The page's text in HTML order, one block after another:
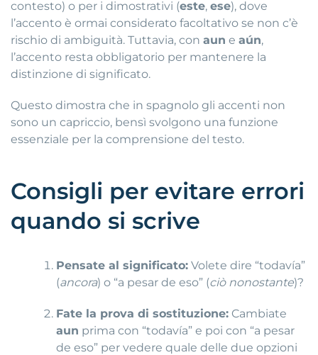
contesto) o per i dimostrativi (este, ese), dove
l’accento è ormai considerato facoltativo se non c’è
rischio di ambiguità. Tuttavia, con aun e aún,
l’accento resta obbligatorio per mantenere la
distinzione di significato.
Questo dimostra che in spagnolo gli accenti non
sono un capriccio, bensì svolgono una funzione
essenziale per la comprensione del testo.
Consigli per evitare errori
quando si scrive
Pensate al significato: Volete dire “todavía”
(ancora) o “a pesar de eso” (ciò nonostante)?
Fate la prova di sostituzione: Cambiate
aun prima con “todavía” e poi con “a pesar
de eso” per vedere quale delle due opzioni